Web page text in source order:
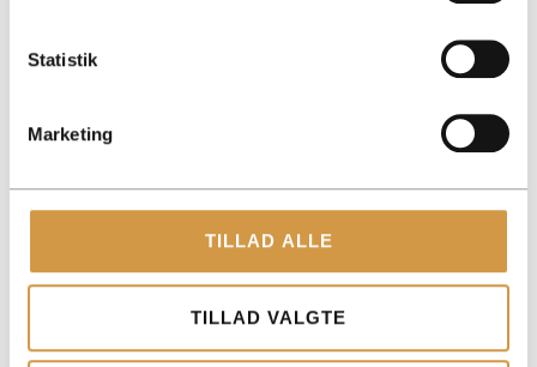
Statistik
Marketing
TILLAD ALLE
TILLAD VALGTE
PAPIRFABRIKKEN 52, 18, 3. 8600 SILKEBORG
+45 3014 8070
KONTAKT@ACCOUNTVIEW.DK
MAN-FRE: KL. 9 -15
YDELSER